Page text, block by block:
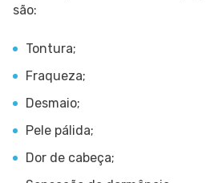
são:
Tontura;
Fraqueza;
Desmaio;
Pele pálida;
Dor de cabeça;